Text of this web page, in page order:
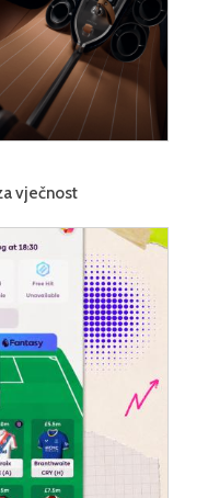
vječnost